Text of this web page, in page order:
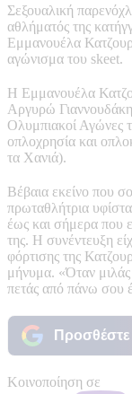
Σεξουαλική
αθλήματός της
Εμμανουέλα
αγώνισμα του skeet.
Η Εμμανουέλα
Αργυρώ
Ολυμπιακοί Αγώνες
οπλοχρησία και
τα Χανιά).
Βέβαια εκείνο που
πρωταθλήτρια
έως και σήμερα που
της. Η συνέντευξη
φόρτισης της
μήνυμα. «Όταν μιλάς
πετάς από πάνω σου
Κοινοποίηση σε